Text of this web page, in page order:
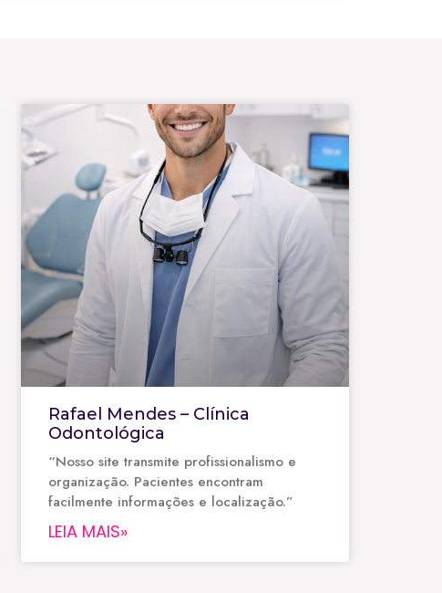
Rafael Mendes – Clínica
Odontológica
“Nosso site transmite profissionalismo e
organização. Pacientes encontram
facilmente informações e localização.”
LEIA MAIS»